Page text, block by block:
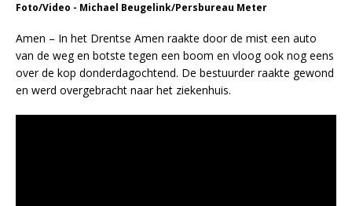
Foto/Video - Michael Beugelink/Persbureau Meter
Amen – In het Drentse Amen raakte door de mist een auto
van de weg en botste tegen een boom en vloog ook nog eens
over de kop donderdagochtend. De bestuurder raakte gewond
en werd overgebracht naar het ziekenhuis.